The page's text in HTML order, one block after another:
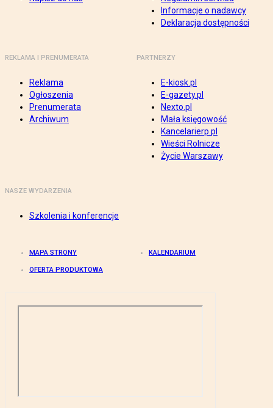
Informacje o nadawcy
Deklaracja dostępności
REKLAMA I PRENUMERATA
Reklama
Ogłoszenia
Prenumerata
Archiwum
PARTNERZY
E-kiosk.pl
E-gazety.pl
Nexto.pl
Mała księgowość
Kancelarierp.pl
Wieści Rolnicze
Życie Warszawy
NASZE WYDARZENIA
Szkolenia i konferencje
MAPA STRONY KALENDARIUM
OFERTA PRODUKTOWA